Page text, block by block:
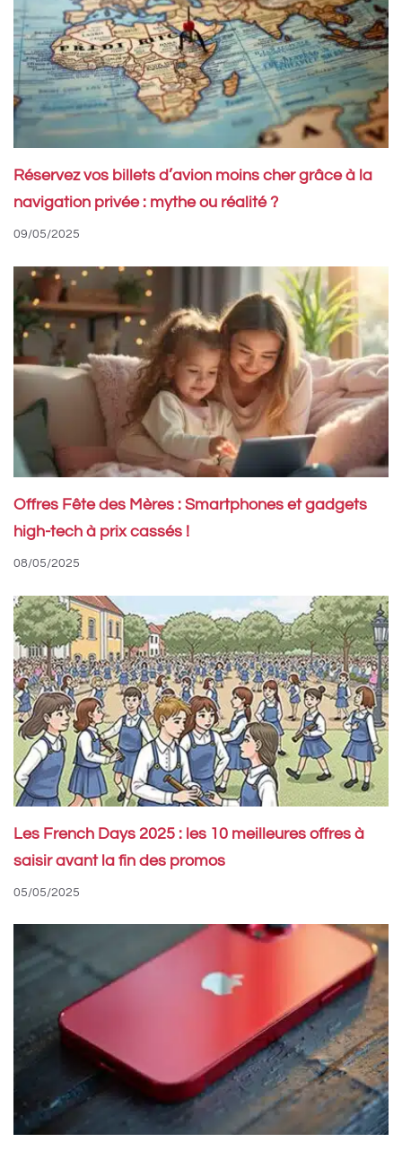
Réservez vos billets d’avion moins cher grâce à la
navigation privée : mythe ou réalité ?
09/05/2025
Offres Fête des Mères : Smartphones et gadgets
high-tech à prix cassés !
08/05/2025
Les French Days 2025 : les 10 meilleures offres à
saisir avant la fin des promos
05/05/2025